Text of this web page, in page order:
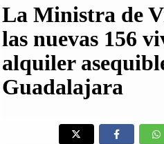
La Ministra de
las nuevas 156
alquiler
Guadalajara